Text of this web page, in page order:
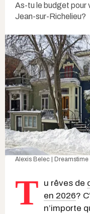
As-tu le budget pour
Jean-sur-Richelieu?
Alexis Belec | Dreamstime
T u rêves de
en 2026?
n’importe